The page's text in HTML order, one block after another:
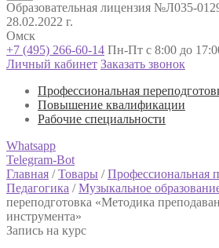
Образовательная лицензия №Л035-
28.02.2022 г.
Омск
+7 (495) 266-60-14 Пн-Пт с 8:00 до
Личный кабинет Заказать звонок
Профессиональная
Повышение квалификации
Рабочие специальности
Whatsapp
Telegram-Bot
Главная /Товары /Профессиональная
Педагогика /Музыкальное
переподготовка «Методика
инструмента»
Запись на курс